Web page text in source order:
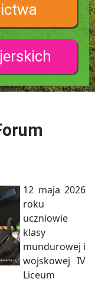
12 maja 2026
roku
uczniowie
klasy
mundurowej i
wojskowej IV
Liceum